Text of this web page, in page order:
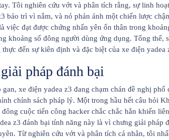
Tôi nghiên cứu vớt và phân tích rằng, sự linh
bảo trì vì nắm, và nó phản ánh một chiến lược
việc đạt được chứng nhấn yên ổn thân trong
khoảng số đông người dùng ứng dụng. Tổng thể,
đến sự kiên định và đặc biệt của xe điện yadea
pháp đánh bại
xe điện yadea z3 đang chạm chán đề nghị
chính sách pháp lý. Một trong hầu hết câu hỏi
cuộc tiến công hacker chắc chắc hẳn khiến
z3 đánh bại tính năng này là vì chưng giải pháp
Từ nghiên cứu vớt và phân tích cá nhân, tôi